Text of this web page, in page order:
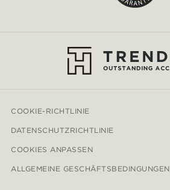
COOKIE-RICHTLINIE
DATENSCHUTZRICHTLINIE
COOKIES ANPASSEN
ALLGEMEINE GESCHÄFTSBEDINGUNGEN